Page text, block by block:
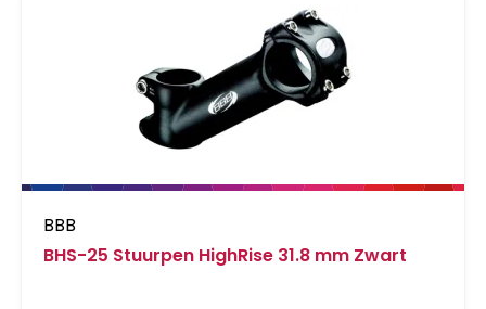
BBB
BHS-25 Stuurpen HighRise 31.8 mm Zwart